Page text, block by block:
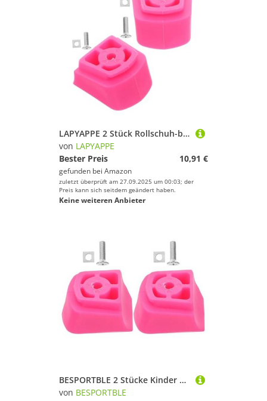
LAPYAPPE 2 Stück Rollschuh-bremsstopper Für Kinder, Rutschfester Ersatz Für Inline-Skate-Bremse, Universeller Bremsblock Für Kinder-Skates, Rollschuh-zubehör
von LAPYAPPE
Bester Preis
10,91 €
gefunden bei Amazon
zuletzt überprüft am 27.09.2025 um 00:03; der
Preis kann sich seitdem geändert haben.
Keine weiteren Anbieter
BESPORTBLE 2 Stücke Kinder Rollschuh Bremsblock - Universal Rutschfester Inline-Skate-Bremse Ersatz Für Mehr Und Kontrolle Passend Für Verschiedene Modelle
von BESPORTBLE